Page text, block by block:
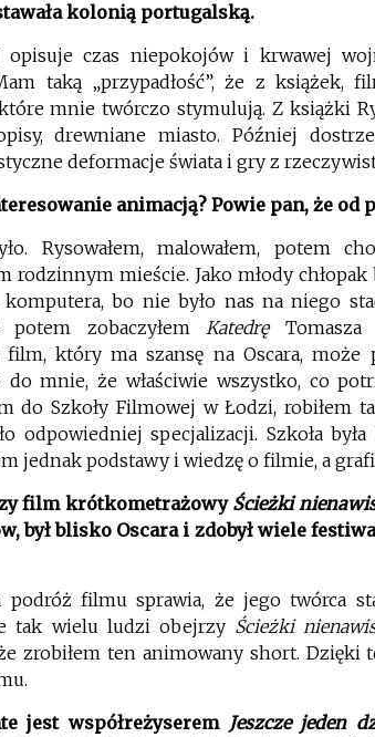
kolonią portugalską.
opisuje czas niepokojów i krwawej
taką „przypadłość”, że z książek,
mnie twórczo stymulują. Z książki
drewniane miasto. Później
deformacje świata i gry z
animacją? Powie pan, że od
Rysowałem, malowałem, potem
rodzinnym mieście. Jako młody
bo nie było nas na niego
potem zobaczyłemKatedręTomasza
film, który ma szansę na Oscara,
do mnie, że właściwie wszystko, co
do Szkoły Filmowej w Łodzi,
odpowiedniej specjalizacji. Szkoła
jednak podstawy i wiedzę o filmie, a
film krótkometrażowy Ścieżki
był blisko Oscara i zdobył wiele
podróż filmu sprawia, że jego twórca
tak wielu ludzi obejrzy Ścieżki
zrobiłem ten animowany short. Dzięki
jest współreżyserem Jeszcze jeden